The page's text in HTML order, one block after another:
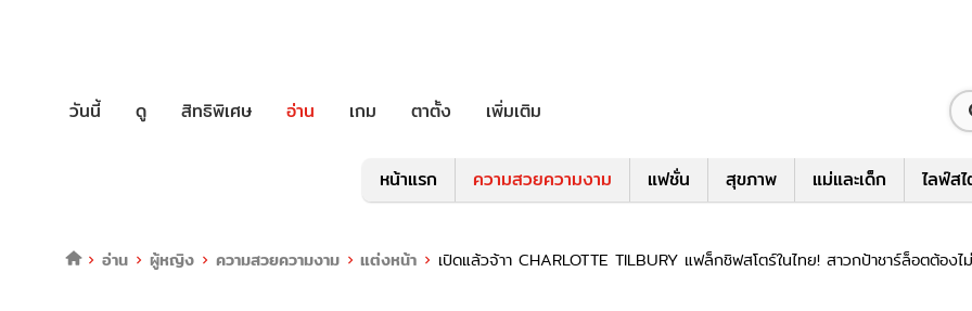
วันนี้ ดู สิทธิพิเศษ อ่าน เกม ตาตั้ง เพิ่มเติม
หน้าแรก ความสวยความงาม แฟชั่น สุขภาพ แม่และเด็ก ไลฟ์ส
อ่าน ผู้หญิง ความสวยความงาม แต่งหน้า เปิดแล้วจ้าา CHARLOTTE TILBURY แฟล็กชิฟสโตร์ในไทย! สาวกป้าชาร์ล็อตต้องไ